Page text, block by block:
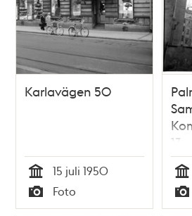
Karlavägen 50
Tid
15 juli 1950
Typ
Foto
13
Tid
Typ